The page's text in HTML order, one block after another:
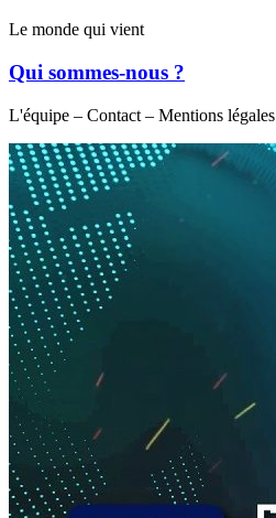
Le monde qui vient
Qui sommes-nous ?
L'équipe – Contact – Mentions légales